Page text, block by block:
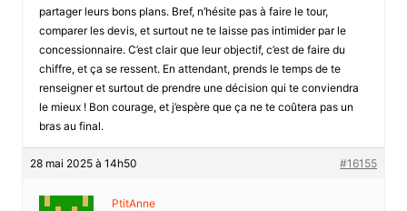
partager leurs bons plans. Bref, n’hésite pas à faire le tour,
comparer les devis, et surtout ne te laisse pas intimider par le
concessionnaire. C’est clair que leur objectif, c’est de faire du
chiffre, et ça se ressent. En attendant, prends le temps de te
renseigner et surtout de prendre une décision qui te conviendra
le mieux ! Bon courage, et j’espère que ça ne te coûtera pas un
bras au final.
28 mai 2025 à 14h50 #16155
PtitAnne